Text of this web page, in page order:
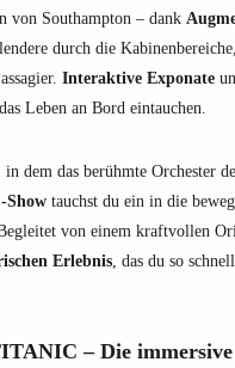
von Southampton – dank
durch die
Interaktive Exponate
Leben an Bord eintauchen.
in dem das berühmte Orchester
Show tauchst du ein in die
von einem kraftvollen
Erlebnis, das du so
– Die